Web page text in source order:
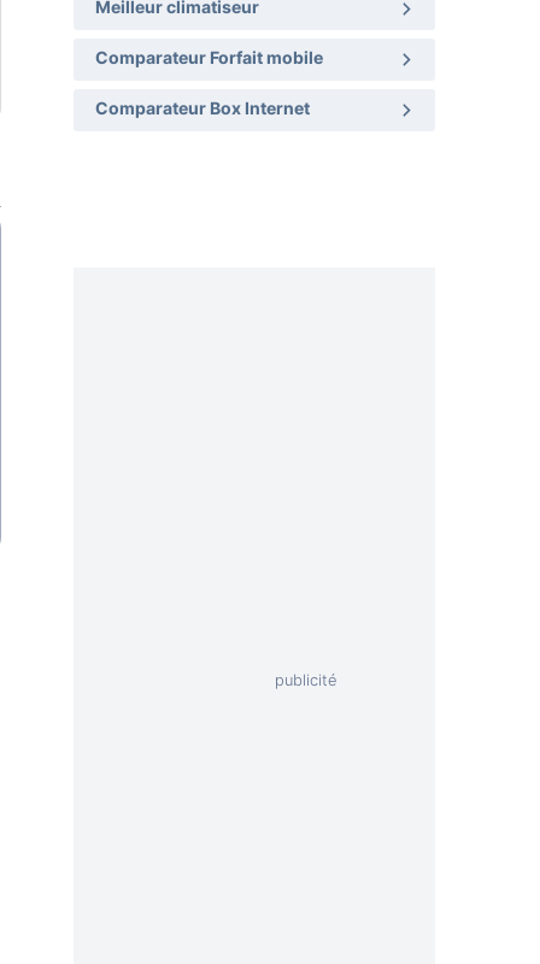
Meilleur climatiseur
Comparateur Forfait mobile
Comparateur Box Internet